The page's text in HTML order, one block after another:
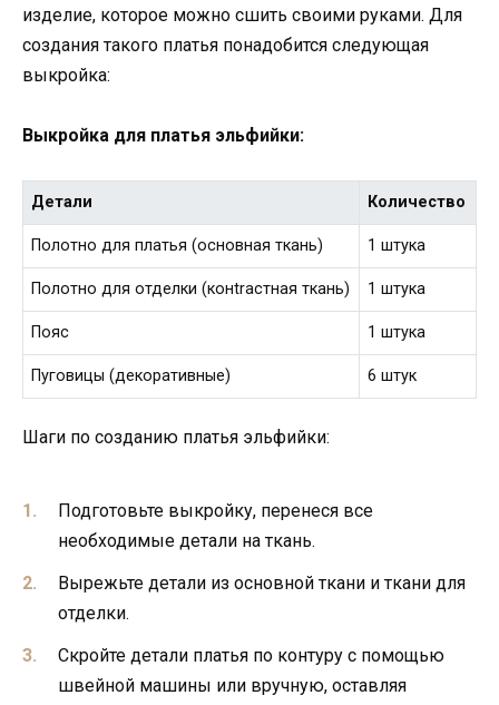
изделие, которое можно сшить своими руками. Для
создания такого платья понадобится следующая
выкройка:
Выкройка для платья эльфийки:
Детали Количество
Полотно для платья (основная ткань) 1 штука
Полотно для отделки (конtrастная ткань) 1 штука
Пояс 1 штука
Пуговицы (декоративные) 6 штук
Шаги по созданию платья эльфийки:
Подготовьте выкройку, перенеся все
необходимые детали на ткань.
Вырежьте детали из основной ткани и ткани для
отделки.
Скройте детали платья по контуру с помощью
швейной машины или вручную, оставляя